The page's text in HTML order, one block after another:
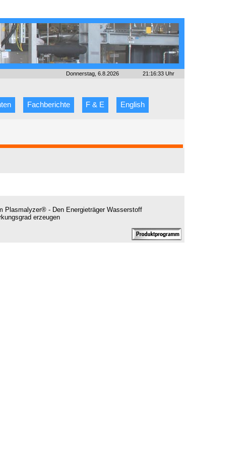
Donnerstag, 6.8.2026 21:16:33 Uhr
Fachberichte F & E English
Plasmalyzer® - Den Energieträger Wasserstoff
erzeugen